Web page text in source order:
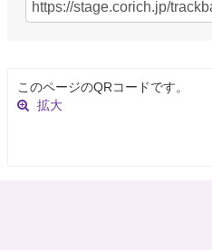
このページのQRコードです。
拡大